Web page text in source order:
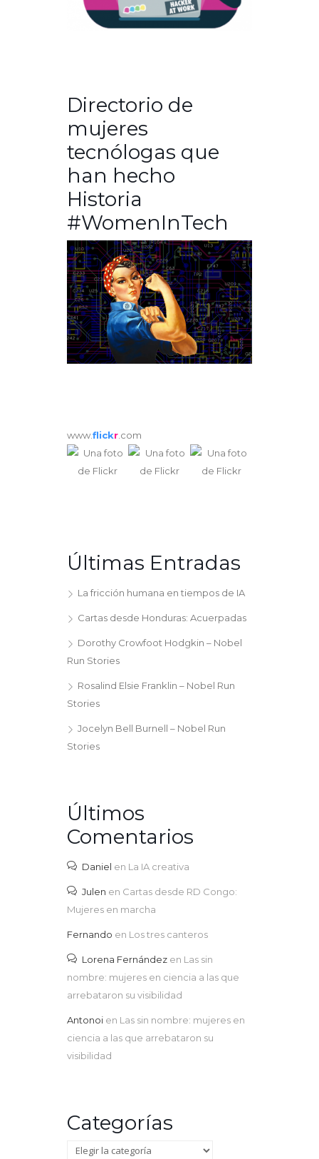
Directorio de
mujeres
tecnólogas que
han hecho
Historia
#WomenInTech
www.flickr .com
Últimas Entradas
La fricción humana en tiempos de IA
Cartas desde Honduras: Acuerpadas
Dorothy Crowfoot Hodgkin – Nobel
Run Stories
Rosalind Elsie Franklin – Nobel Run
Stories
Jocelyn Bell Burnell – Nobel Run
Stories
Últimos
Comentarios
Daniel en La IA creativa
Julen en Cartas desde RD Congo:
Mujeres en marcha
Fernando en Los tres canteros
Lorena Fernández en Las sin
nombre: mujeres en ciencia a las que
arrebataron su visibilidad
Antonoi en Las sin nombre: mujeres en
ciencia a las que arrebataron su
visibilidad
Categorías
Categorías